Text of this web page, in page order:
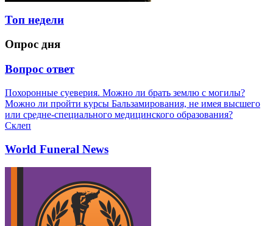
Топ недели
Опрос дня
Вопрос ответ
Похоронные суеверия. Можно ли брать землю с могилы?
Можно ли пройти курсы Бальзамирования, не имея высшего
или средне-специального медицинского образования?
Склеп
World Funeral News